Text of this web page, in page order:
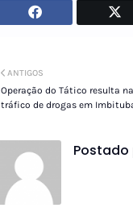
ANTIGOS
Operação do Tático resulta
tráfico de drogas em
Postado